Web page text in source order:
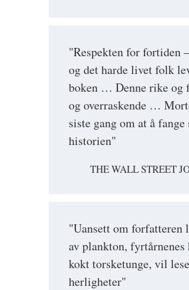
"Respekten for fortiden
og det harde livet folk
boken … Denne rike og
og overraskende …
siste gang om at å
historien"
THE WALL STREET
"Uansett om forfatteren
av plankton,
kokt torsketunge, vil
herligheter"